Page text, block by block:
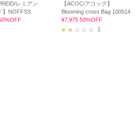
REID/レミアン
】NOFFSS
【ACOC/アコック】
Blooming cross Bag 100514
¥7,975 50%OFF
1